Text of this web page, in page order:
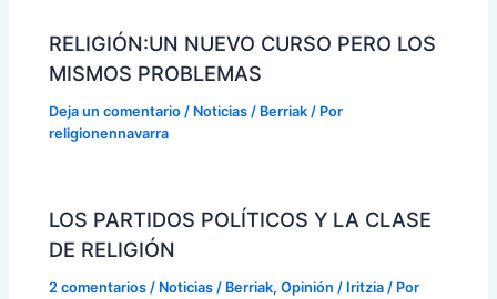
RELIGIÓN:UN NUEVO CURSO PERO LOS
MISMOS PROBLEMAS
Deja un comentario / Noticias / Berriak / Por
religionennavarra
LOS PARTIDOS POLÍTICOS Y LA CLASE
DE RELIGIÓN
2 comentarios / Noticias / Berriak,Opinión / Iritzia / Por